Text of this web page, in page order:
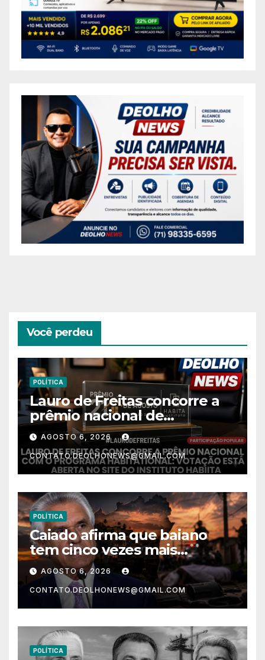
Você perdeu
POLÍTICA
Lauro de Freitas concorre a
prêmio nacional de
habitação com o projeto “Tá
Rebocado”; votação está
aberta
AGOSTO 6, 2026
CONTATO.DEOLHONEWS@GMAIL.COM
POLÍTICA
Caiado afirma que baiano
tem cinco vezes mais
chances de ser assassinado
do que um morador da
Ucrânia
AGOSTO 6, 2026
CONTATO.DEOLHONEWS@GMAIL.COM
POLÍTICA